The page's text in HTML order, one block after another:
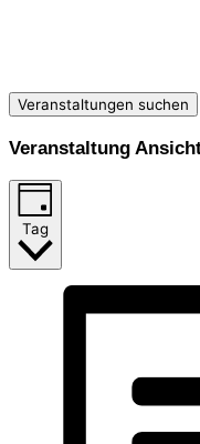
Veranstaltungen suchen
Veranstaltung
Tag